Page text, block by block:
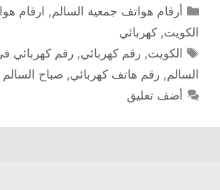
التصنيفات
أرقام هواتف جمعية السالم, ارقام
الكويت, كهربائي
الوسوم
الكويت,رقم كهربائي,رقم كهربائي
السالم, رقم هاتف كهربائي, صباح السالم
أضف تعليق